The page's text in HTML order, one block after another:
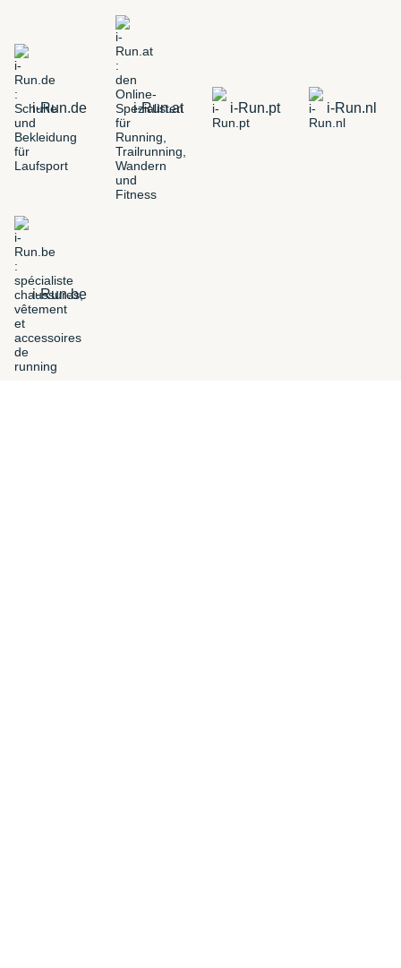
i-Run.de i-Run.at i-Run.pt i-Run.nl
i-Run.be